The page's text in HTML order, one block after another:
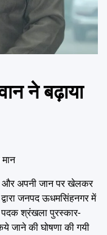
ने बढ़ाया
और अपनी जान पर खेलकर
जनपद ऊधमसिंहनगर में
पदक श्रंखला पुरस्कार-
जाने की घोषणा की गयी